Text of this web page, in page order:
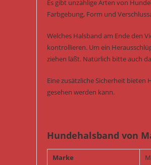
Es gibt unzählige Arten von
Farbgebung, Form und
Welches Halsband am Ende den
kontrollieren. Um ein
ziehen läßt. Natürlich bitte auch
Eine zusätzliche Sicherheit
gesehen werden kann.
Hundehalsband von
Marke